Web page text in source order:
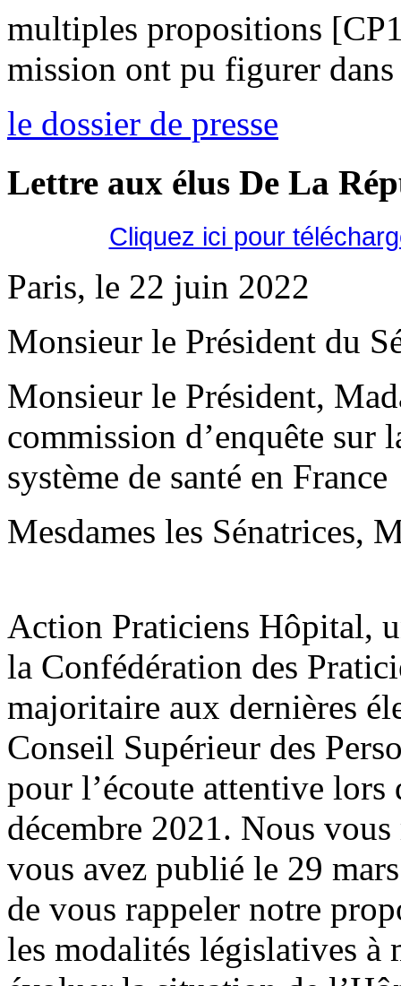
multiples propositions
mission ont pu figurer
le dossier de presse
Lettre aux élus De La
Cliquez ici pour
Paris, le 22 juin 2022
Monsieur le Président du
Monsieur le Président,
commission d’enquête sur
système de santé en France
Mesdames les Sénatrices,
Action Praticiens Hôpital,
la Confédération des
majoritaire aux dernières
Conseil Supérieur des
pour l’écoute attentive
décembre 2021. Nous
vous avez publié le 29
de vous rappeler notre
les modalités législatives